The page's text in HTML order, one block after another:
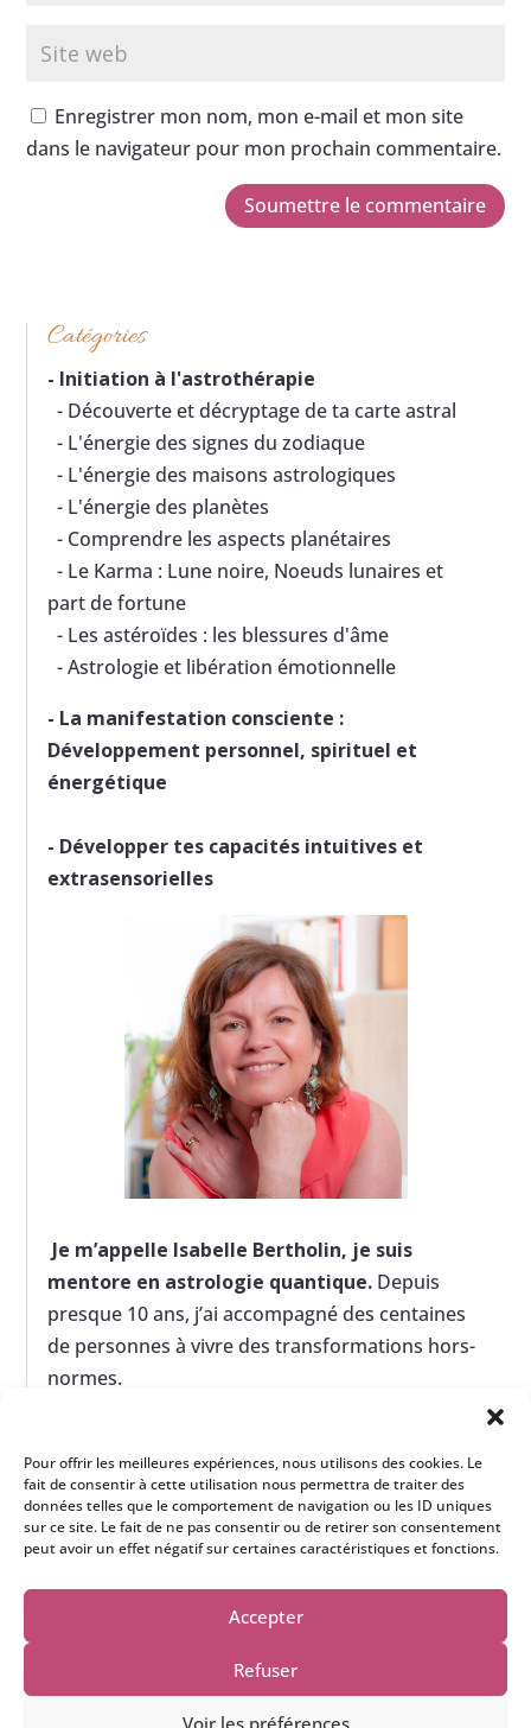
Pour offrir les meilleures expériences, nous utilisons des cookies. Le
fait de consentir à cette utilisation nous permettra de traiter des
données telles que le comportement de navigation ou les ID uniques
sur ce site. Le fait de ne pas consentir ou de retirer son consentement
peut avoir un effet négatif sur certaines caractéristiques et fonctions.
Accepter
Refuser
Voir les préférences
Enregistrer mon nom, mon e-mail et mon site
dans le navigateur pour mon prochain commentaire.
Soumettre le commentaire
Catégories
- Initiation à l'astrothérapie
- Découverte et décryptage de ta carte astral
- L'énergie des signes du zodiaque
- L'énergie des maisons astrologiques
- L'énergie des planètes
- Comprendre les aspects planétaires
- Le Karma : Lune noire, Noeuds lunaires et
part de fortune
- Les astéroïdes : les blessures d'âme
- Astrologie et libération émotionnelle
- La manifestation consciente :
Développement personnel, spirituel et
énergétique
- Développer tes capacités intuitives et
extrasensorielles
Je m’appelle Isabelle Bertholin, je suis
mentore en astrologie quantique. Depuis
presque 10 ans, j’ai accompagné des centaines
de personnes à vivre des transformations hors-
normes.
© 2019-2024 - Isabelle Bertholin |